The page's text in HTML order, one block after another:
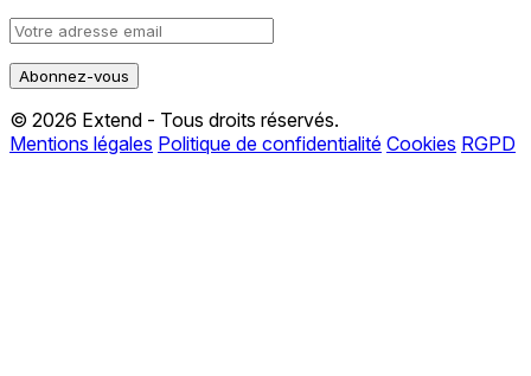
© 2026 Extend - Tous droits réservés.
Mentions légales Politique de confidentialité Cookies RGPD